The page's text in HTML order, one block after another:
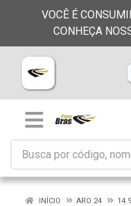
VOCÊ É
CONHEÇA
INÍCIO ARO 24